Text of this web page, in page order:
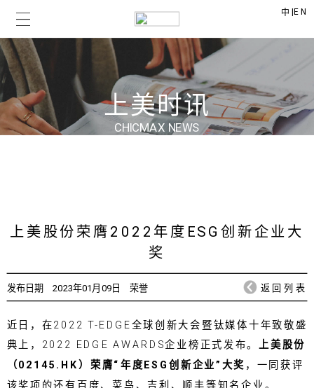
中 |EN
上美时讯
CHICMAX NEWS
上美股份荣膺2022年度ESG创新企业大
奖
发布日期 2023年01月09日 荣誉 返回列表
近日，在2022 T-EDGE全球创新大会暨钛媒体十年致敬盛
典上，2022 EDGE AWARDS企业榜正式发布。上美股份
（02145.HK）荣膺“年度ESG创新企业”大奖 ，一同获评
该奖项的还有百度、菜鸟、吉利、顺丰等知名企业。